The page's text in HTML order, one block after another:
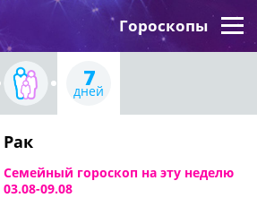
Гороскопы
7
дней
Рак
Семейный гороскоп на эту неделю
03.08-09.08